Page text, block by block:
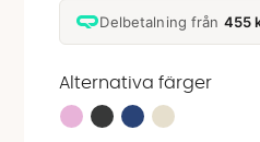
Delbetalning från 455
Alternativa färger
Finns även i dessa